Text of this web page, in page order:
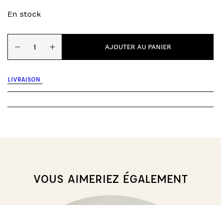
En stock
quantité
de
dentition
-
Spotty
− + AJOUTER AU PANIER
LIVRAISON
VOUS AIMERIEZ ÉGALEMENT